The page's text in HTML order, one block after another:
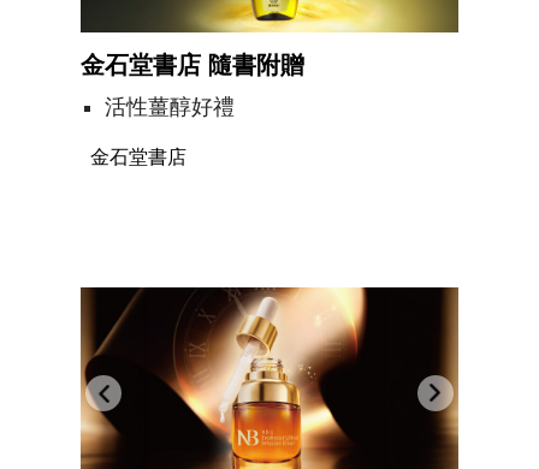
金石堂書店 隨書附贈
活性薑醇好禮
金石堂書店